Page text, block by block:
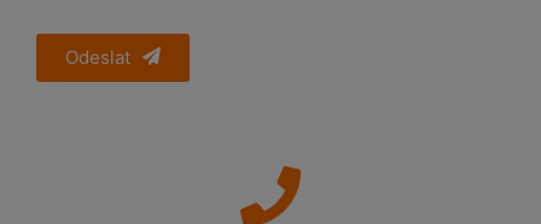
Odeslat